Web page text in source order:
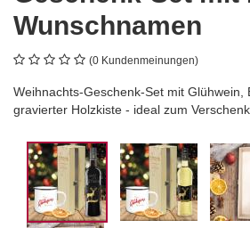
Wunschnamen
(0 Kundenmeinungen)
Weihnachts-Geschenk-Set mit Glühwein,
gravierter Holzkiste - ideal zum